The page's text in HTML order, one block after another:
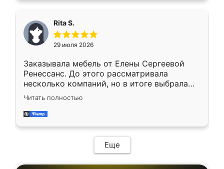
каких-либо доработок. Качеством осталась
довольна, все выглядит так, как и ожидала.
Rita S.
29 июля 2026
Заказывала мебель от Елены Сергеевой
Ренессанс. До этого рассматривала
несколько компаний, но в итоге выбрала
эту. Сначала обговорили условия, потом
приехал замерщик, всё спокойно объяснил
и снял размеры. Изготовили в срок, с
мебель сразу встала на свое место без
каких-либо доработок. Качеством осталась
довольна, все выглядит так, как и ожидала.
Читать полностью
Еще